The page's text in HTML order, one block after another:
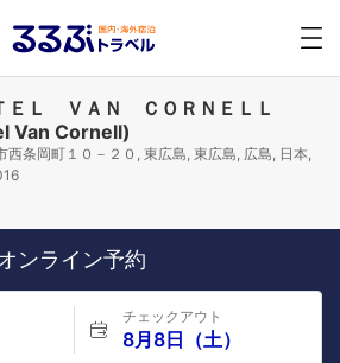
ＥＬ ＶＡＮ ＣＯＲＮＥＬＬ
Van Cornell)
西条岡町１０－２０, 東広島, 東広島, 広島, 日本,
ンライン予約
チェックアウト
8月8日（土）